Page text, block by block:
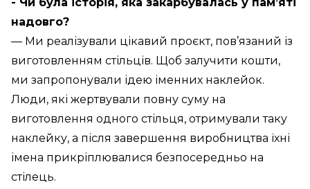
надовго?
— Ми реалізували цікавий проєкт, пов’язаний із
виготовленням стільців. Щоб залучити кошти,
ми запропонували ідею іменних наклейок.
Люди, які жертвували повну суму на
виготовлення одного стільця, отримували таку
наклейку, а після завершення виробництва їхні
імена прикріплювалися безпосередньо на
стілець.